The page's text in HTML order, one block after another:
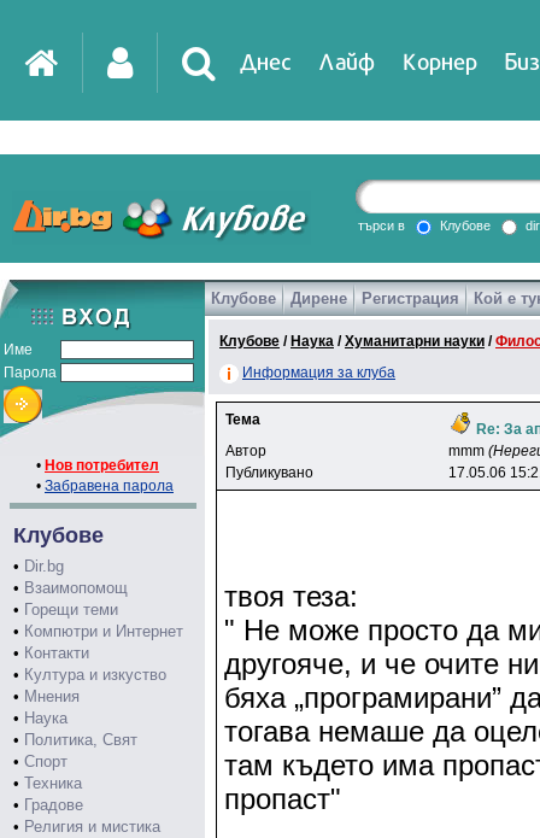
Днес Лайф Корнер
DirTV Impressio
Games
търси в Клубове
Име
Парола
• Нов потребител
• Забравена парола
Клубове
• Dir.bg
• Взаимопомощ
• Горещи теми
• Компютри и Интернет
• Контакти
• Култура и изкуство
• Мнения
• Наука
• Политика, Свят
• Спорт
• Техника
• Градове
• Религия и мистика
Клубове Дирене Регистрация Кой е
Клубове / Наука /Хуманитарни науки /
Информация за клуба
Тема
Re: За
Автор
mmm
Публикувано
17.05.06
твоя теза:
" Не може просто да
другояче, и че очите
бяха „програмирани”
тогава немаше да
там където има
пропаст"